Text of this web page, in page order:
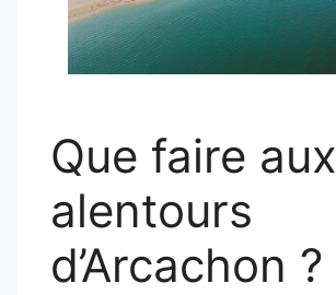
Que faire aux
alentours
d’Arcachon ?